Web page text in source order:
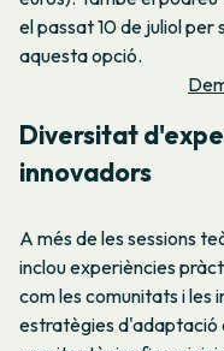
el passat 10 de juliol
aquesta opció.
Diversitat
innovadors
A més de les sessions
inclou experiències
com les comunitats i les
estratègies d'adaptació